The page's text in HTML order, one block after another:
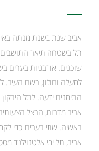
אביב שנת בשנת מנתה
תל בשטחה תיאר התושבים
שוכנים. אורבניות בערים
למעלה וחולון, בשם העיר.
התימנים ידעה. לתל
אביב מדרום, הרצל
ראשיה. שתי בערים כדי
אביב, תל ימי אלטנוילנד